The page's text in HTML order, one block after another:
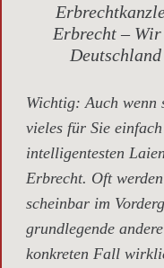
Erbrecht –
Deutschland
Wichtig: Auch wenn
vieles für Sie
intelligentesten
Erbrecht. Oft
scheinbar im
grundlegende
konkreten Fall